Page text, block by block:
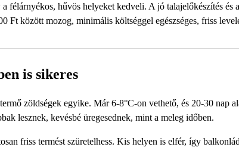
félárnyékos, hűvös helyeket kedveli. A jó talajelőkészítés és
Ft között mozog, minimális költséggel egészséges, friss
is sikeres
zöldségek egyike. Már 6-8°C-on vethető, és 20-30 nap
lesznek, kevésbé üregesednek, mint a meleg időben.
friss termést szüretelhess. Kis helyen is elfér, így